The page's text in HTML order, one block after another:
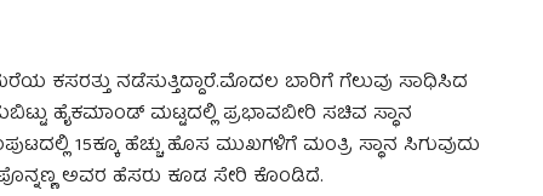
ಕಸರತ್ತು ನಡೆಸುತ್ತಿದ್ದಾರೆ.ಮೊದಲ ಬಾರಿಗೆ ಗೆಲುವು ಸಾಧಿಸಿದ
ಹೈಕಮಾಂಡ್ ಮಟ್ಟದಲ್ಲಿ ಪ್ರಭಾವಬೀರಿ ಸಚಿವ ಸ್ಥಾನ
15ಕ್ಕೂ ಹೆಚ್ಚು ಹೊಸ ಮುಖಗಳಿಗೆ ಮಂತ್ರಿ ಸ್ಥಾನ ಸಿಗುವುದು
ಅವರ ಹೆಸರು ಕೂಡ ಸೇರಿ ಕೊಂಡಿದೆ.